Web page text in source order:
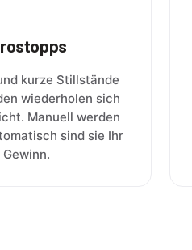
kurze Stillstände
wiederholen sich
Manuell werden
sind sie Ihr